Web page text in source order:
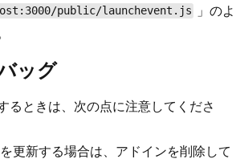
public/launchevent.js
」のよ
ッグ
るときは、次の点に注意してくださ
更新する場合は、アドインを削除して